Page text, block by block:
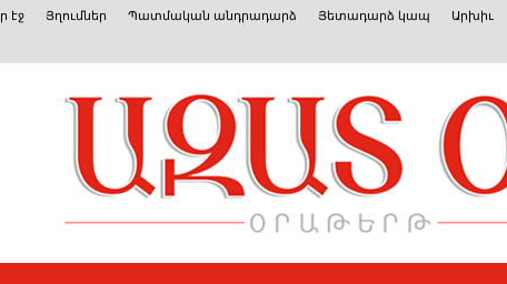
էջ Յղումներ Պատմական անդրադարձ Յետադարձ կապ Արխիւ